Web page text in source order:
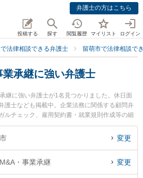
弁護士の方はこちら
投稿する 探す 閲覧履歴 マイリスト ログイン
法律相談できる弁護士 留萌市で法律相談で
承継に強い弁護士
継に強い弁護士が1名見つかりました。休日面
護士なども掲載中。企業法務に関係する顧問弁
ルチェック、雇用契約書・就業規則作成等の細
き便利です。特に留萌ひまわり基金法律事務所
ル情報や弁護士費用、強みなどが注目されてい
無料でM&A・事業承継を法律相談できる留萌市
などでお困りの相談者さんにおすすめです。
変更
・事業承継 変更